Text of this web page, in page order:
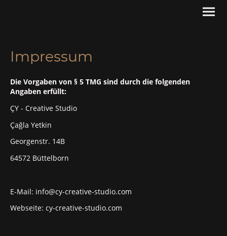
Impressum
Die Vorgaben von § 5 TMG sind durch die folgenden
Angaben erfüllt:
ÇY - Creative Studio
Çağla Yetkin
Georgenstr. 14B
64572 Büttelborn
E-Mail: info@cy-creative-studio.com
Webseite: cy-creative-studio.com